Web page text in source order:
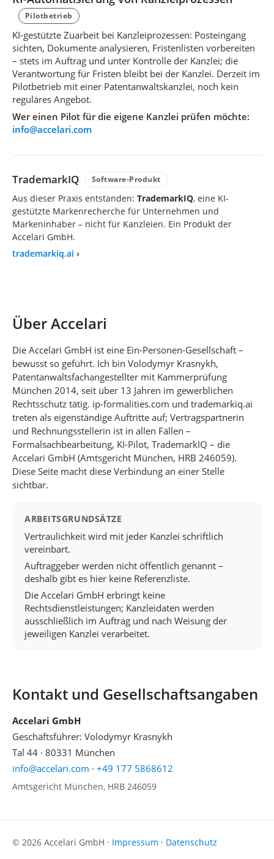
Pilotbetrieb
KI-gestützte Zuarbeit bei Kanzleiprozessen: Posteingang
sichten, Dokumente analysieren, Fristenlisten vorbereiten
– stets im Auftrag und unter Kontrolle der Kanzlei; die
Verantwortung für Fristen bleibt bei der Kanzlei. Derzeit im
Pilotbetrieb mit einer Patentanwaltskanzlei, noch kein
reguläres Angebot.
Wer einen Pilot für die eigene Kanzlei prüfen möchte:
info@accelari.com
TrademarkIQ Software-Produkt
Aus dieser Praxis entstanden: TrademarkIQ, eine KI-
gestützte Markenrecherche für Unternehmen und
Markeninhaber – nicht für Kanzleien. Ein Produkt der
Accelari GmbH.
trademarkiq.ai ›
Über Accelari
Die Accelari GmbH ist eine Ein-Personen-Gesellschaft –
bewusst so geführt. Ich bin Volodymyr Krasnykh,
Patentanwaltsfachangestellter mit Kammerprüfung
München 2014, seit über 13 Jahren im gewerblichen
Rechtsschutz tätig. ip-formalities.com und trademarkiq.ai
treten als eigenständige Auftritte auf; Vertragspartnerin
und Rechnungsstellerin ist in allen Fällen –
Formalsachbearbeitung, KI-Pilot, TrademarkIQ – die
Accelari GmbH (Amtsgericht München, HRB 246059).
Diese Seite macht diese Verbindung an einer Stelle
sichtbar.
ARBEITSGRUNDSÄTZE
Vertraulichkeit wird mit jeder Kanzlei schriftlich
vereinbart.
Auftraggeber werden nicht öffentlich genannt –
deshalb gibt es hier keine Referenzliste.
Die Accelari GmbH erbringt keine
Rechtsdienstleistungen; Kanzleidaten werden
ausschließlich im Auftrag und nach Weisung der
jeweiligen Kanzlei verarbeitet.
Kontakt und Gesellschaftsangaben
Accelari GmbH
Geschäftsführer: Volodymyr Krasnykh
Tal 44 · 80331 München
info@accelari.com · +49 177 5868612
Amtsgericht München, HRB 246059
© 2026 Accelari GmbH · Impressum · Datenschutz